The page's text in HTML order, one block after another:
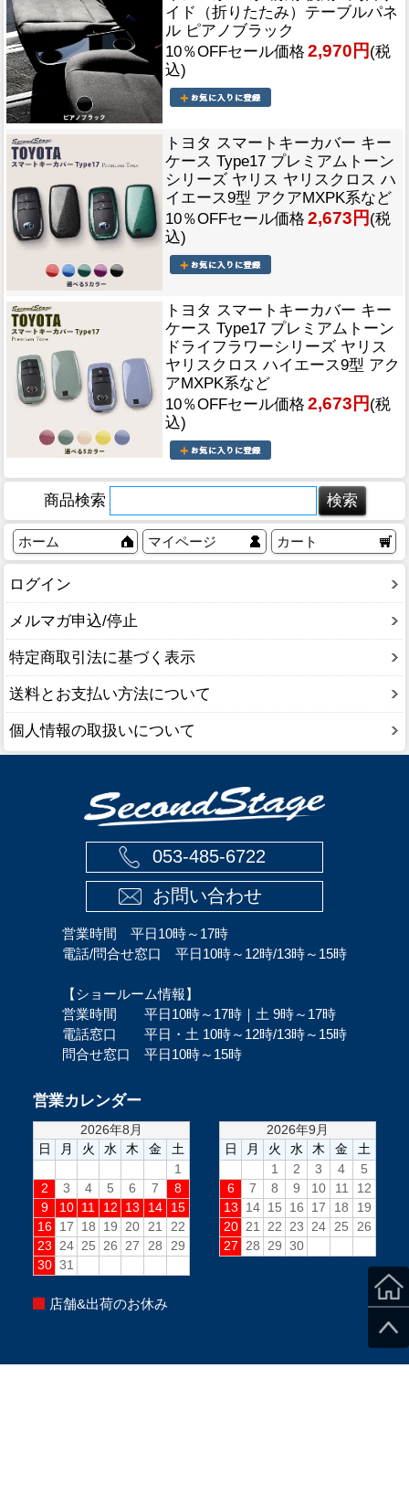
イド（折りたたみ）テーブルパネ
ル ピアノブラック
10％OFFセール価格 2,970円 (税
込)
トヨタ スマートキーカバー キー
ケース Type17 プレミアムトーン
シリーズ ヤリス ヤリスクロス ハ
イエース9型 アクアMXPK系など
10％OFFセール価格 2,673円 (税
込)
トヨタ スマートキーカバー キー
ケース Type17 プレミアムトーン
ドライフラワーシリーズ ヤリス
ヤリスクロス ハイエース9型 アク
アMXPK系など
10％OFFセール価格 2,673円 (税
込)
商品検索
ホーム マイページ カート
ログイン
メルマガ申込/停止
特定商取引法に基づく表示
送料とお支払い方法について
個人情報の取扱いについて
053-485-6722
お問い合わせ
営業時間 平日10時～17時
電話/問合せ窓口 平日10時～12時/13時～15時
【ショールーム情報】
営業時間 平日10時～17時｜土 9時～17時
電話窓口 平日・土 10時～12時/13時～15時
問合せ窓口 平日10時～15時
営業カレンダー
店舗&出荷のお休み